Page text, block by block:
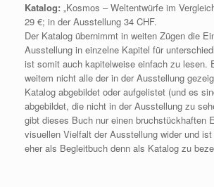
Katalog: „Kosmos – Weltentwürfe im
29 €; in der Ausstellung 34 CHF.
Der Katalog übernimmt in weiten Zügen die
Ausstellung in einzelne Kapitel für
ist somit auch kapitelweise einfach zu lesen.
weitem nicht alle der in der Ausstellung
Katalog abgebildet oder aufgelistet (und es
abgebildet, die nicht in der Ausstellung zu
gibt dieses Buch nur einen bruchstückhaften
visuellen Vielfalt der Ausstellung wider und
eher als Begleitbuch denn als Katalog zu